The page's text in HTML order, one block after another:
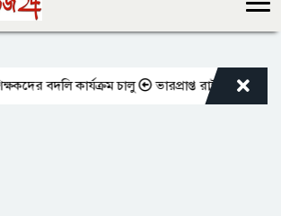
কার্যক্রম চালু ভারপ্রাপ্ত রাষ্ট্রপতিকে শুভেচ্ছা